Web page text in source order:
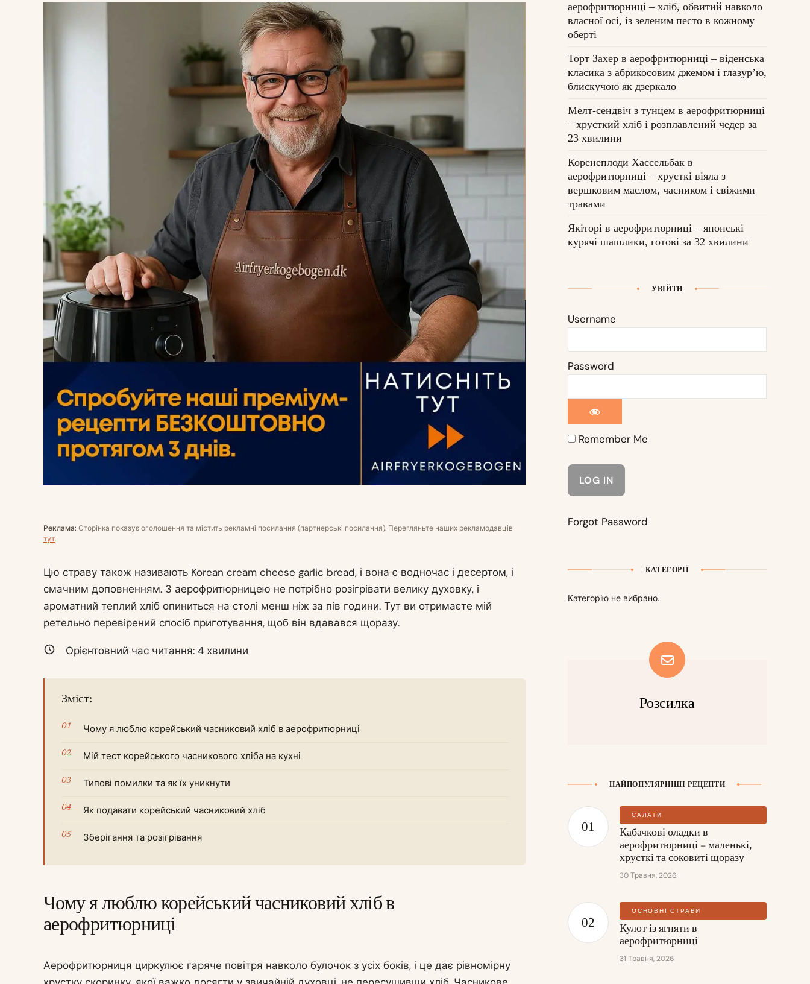
Реклама: Сторінка показує оголошення та містить рекламні посилання (партнерські посилання). Перегляньте наших рекламодавців
тут.
Цю страву також називають Korean cream cheese garlic bread, і вона є водночас і десертом, і
смачним доповненням. З аерофритюрницею не потрібно розігрівати велику духовку, і
ароматний теплий хліб опиниться на столі менш ніж за пів години. Тут ви отримаєте мій
ретельно перевірений спосіб приготування, щоб він вдавався щоразу.
Орієнтовний час читання: 4 хвилини
Зміст:
Чому я люблю корейський часниковий хліб в аерофритюрниці
Мій тест корейського часникового хліба на кухні
Типові помилки та як їх уникнути
Як подавати корейський часниковий хліб
Зберігання та розігрівання
Чому я люблю корейський часниковий хліб в
аерофритюрниці
Аерофритюрниця циркулює гаряче повітря навколо булочок з усіх боків, і це дає рівномірну
аерофритюрниці – хліб, обвитий навколо
власної осі, із зеленим песто в кожному
оберті
Торт Захер в аерофритюрниці – віденська
класика з абрикосовим джемом і глазурʼю,
блискучою як дзеркало
Мелт-сендвіч з тунцем в аерофритюрниці
– хрусткий хліб і розплавлений чедер за
23 хвилини
Коренеплоди Хассельбак в
аерофритюрниці – хрусткі віяла з
вершковим маслом, часником і свіжими
травами
Якіторі в аерофритюрниці – японські
курячі шашлики, готові за 32 хвилини
УВІЙТИ
Username
Password
Remember Me
Forgot Password
КАТЕГОРІЇ
Категорію не вибрано.
Розсилка
НАЙПОПУЛЯРНІШІ РЕЦЕПТИ
САЛАТИ
Кабачкові оладки в
аерофритюрниці – маленькі,
хрусткі та соковиті щоразу
30 Травня, 2026
ОСНОВНІ СТРАВИ
Кулот із ягняти в
аерофритюрниці
31 Травня, 2026